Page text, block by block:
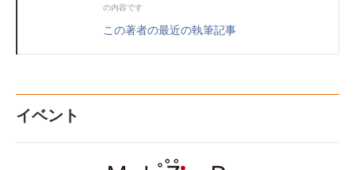
の内容です
この著者の最近の執筆記事
イベント